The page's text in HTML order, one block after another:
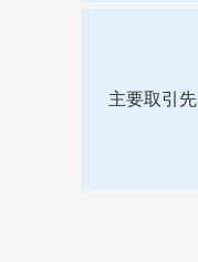
主要取引先